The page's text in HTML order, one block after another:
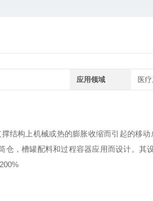
应用领域 医
结构上机械或热的膨胀收缩而引起的移
仓，槽罐配料和过程容器应用而设计。其